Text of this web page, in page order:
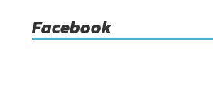
Facebook